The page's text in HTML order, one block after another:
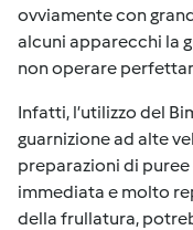
ovviamente con
alcuni apparecchi la
non operare
Infatti, l’utilizzo del
guarnizione ad alte
preparazioni di puree
immediata e molto
della frullatura,